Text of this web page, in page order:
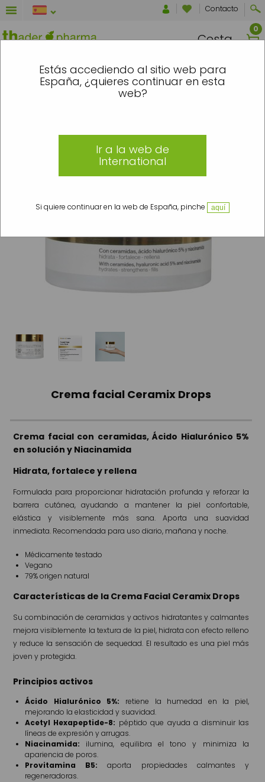
Estás accediendo al sitio web para
España, ¿quieres continuar en esta
web?
Ir a la web de
International
Si quiere continuar en la web de España, pinche aquí
Contacto
Cesta
EL 7 Y EL 16 DE AGOSTO SE
Ceramix Drops »Ceramix Drops »Crema facial
Crema facial Ceramix Drops
Crema facial con ceramidas, Ácido Hialurónico 5%
en solución y Niacinamida
Hidrata, fortalece y rellena
Formulada para proporcionar hidratación profunda y reforzar la
barrera cutánea, ayudando a mantener la piel confortable,
elástica y visiblemente más sana. Aporta una suavidad
inmediata. Recomendada para uso diario, mañana y noche.
Médicamente testado
Vegano
79% origen natural
Características de la Crema Facial Ceramix Drops
Su combinación de ceramidas y activos hidratantes y calmantes
mejora visiblemente la textura de la piel, hidrata con efecto relleno
y reduce la sensación de sequedad. El resultado es una piel más
joven y protegida.
Principios activos
Ácido Hialurónico 5%: retiene la humedad en la piel,
mejorando la elasticidad y suavidad.
Acetyl Hexapeptide-8: péptido que ayuda a disminuir las
líneas de expresión y arrugas.
Niacinamida: ilumina, equilibra el tono y minimiza la
apariencia de poros.
Provitamina B5: aporta propiedades calmantes y
regeneradoras.